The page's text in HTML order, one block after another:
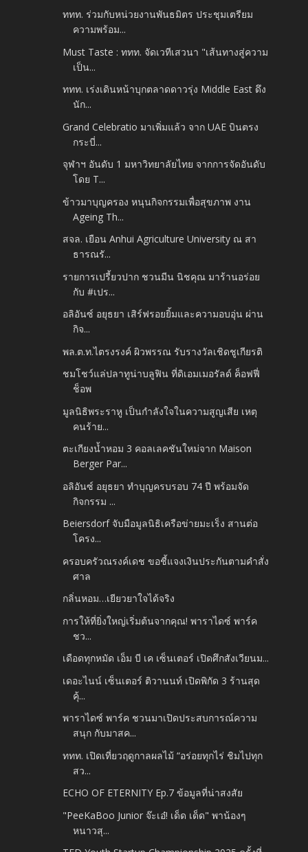
ททท. ร่วมกับหน่วยงานพันธมิตร ประชุมเตรียม
ความพร้อม...
Must Taste : ททท. จัดเวทีเสวนา "เส้นทางสู่ความ
เป็น...
ททท. เร่งเดินหน้าบุกตลาดดาวรุ่ง Middle East ดึง
นัก...
Grand Celebratio มาเพิ่มแล้ว จาก UAE บินตรง
กระบี่...
จุฬาฯ อันดับ 1 มหาวิทยาลัยไทย จากการจัดอันดับ
โดย T...
ข้าวมาบุญครอง หนุนกิจกรรมเพื่อสุขภาพ งาน
Ageing Th...
สจล. เยือน Anhui Agriculture University ณ สา
ธารณรั...
รายการเปรี้ยวปาก ชวนมีน นิชคุณ มาร้านอร่อย
กับ #เปร...
อลิอันซ์ อยุธยา เสิร์ฟรอยยิ้มและความอบอุ่น ผ่าน
กิจ...
พล.ต.ท.ไตรงรงค์ ผิวพรรณ รับรางวัลเชิดชูเกียรติ
ชมโชว์แล่ปลาทูน่าบลูฟิน ที่ดิเอมเมอรัลด์ ค็อฟฟี่
ช็อพ
มูลนิธิพระราหู เป็นกำลังใจในความสูญเสีย เหตุ
คนร้าย...
ตะเกียงน้ำหอม 3 คอลเลคชันใหม่จาก Maison
Berger Par...
อลิอันซ์ อยุธยา ทำบุญครบรอบ 74 ปี พร้อมจัด
กิจกรรม ...
Beiersdorf จับมือมูลนิธิเครือข่ายมะเร็ง สานต่อ
โครง...
ครอบครัวณรงค์เดช ขอชี้แจงเงินประกันตามคำสั่ง
ศาล
กลิ่นหอม…เยียวยาใจได้จริง
การให้ที่ยิ่งใหญ่เริ่มต้นจากคุณ! พาราไดซ์ พาร์ค
ชว...
เดือดทุกหมัด เอ็ม บี เค เซ็นเตอร์ เปิดศึกสังเวียนม...
เดอะไนน์ เซ็นเตอร์ ติวานนท์ เปิดพิกัด 3 ร้านสุด
คุ้...
พาราไดซ์ พาร์ค ชวนมาเปิดประสบการณ์ความ
สนุก กับมาสค...
ททท. เปิดเที่ยวฤดูกาลผลไม้ “อร่อยทุกไร่ ชิมไปทุก
สว...
ECHO OF ETERNITY Ep.7 ข้อมูลที่น่าสงสัย
"PeeKaBoo Junior จ๊ะเอ๋! เด็ด เด็ด" พาน้องๆ
หนาวสุ...